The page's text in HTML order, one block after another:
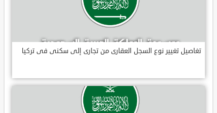
تغاصيل تغيير نوع السجل العقارى من تجارى إلى سكنى فى تركيا